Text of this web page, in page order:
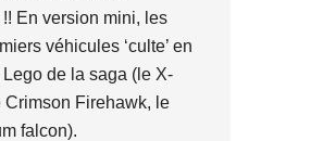
En version mini, les
véhicules ‘culte’ en
Lego de la saga (le X-
Crimson Firehawk, le
falcon).